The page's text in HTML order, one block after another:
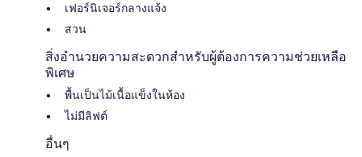
เฟอร์นิเจอร์กลางแจ้ง
สวน
สิ่งอำนวยความสะดวกสำหรับผู้ต้องการความช่วยเหลือ
พิเศษ
พื้นเป็นไม้เนื้อแข็งในห้อง
ไม่มีลิฟต์
อื่นๆ